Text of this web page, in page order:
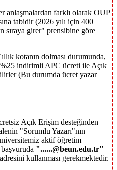
anlaşmalardan farklı olarak OUP
tabidir (2026 yılı için 400
sıraya girer" prensibine göre
kotanın dolması durumunda,
%25 indirimli APC ücreti ile Açık
(Bu durumda ücret yazar
Açık Erişim desteğinden
"Sorumlu Yazarı"nın
aktif öğretim
"......@beun.edu.tr"
kullanması gerekmektedir.